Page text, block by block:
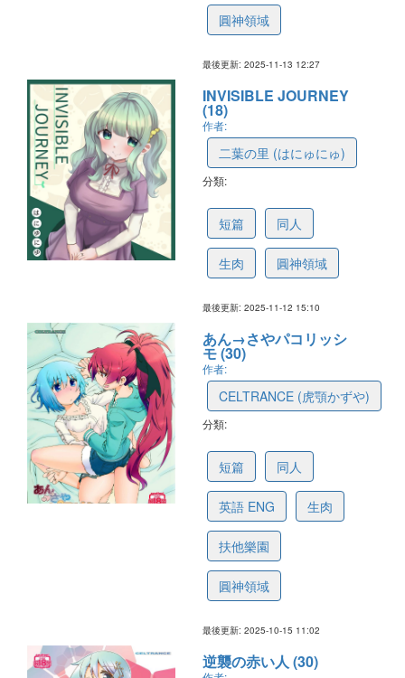
圓神領域
最後更新: 2025-11-13 12:27
INVISIBLE JOURNEY
(18)
作者:
二葉の里 (はにゅにゅ)
分類:
短篇 同人
生肉 圓神領域
最後更新: 2025-11-12 15:10
あん→さやパコリッシ
モ (30)
作者:
CELTRANCE (虎顎かずや)
分類:
短篇 同人
英語 ENG 生肉
扶他樂園
圓神領域
最後更新: 2025-10-15 11:02
逆襲の赤い人 (30)